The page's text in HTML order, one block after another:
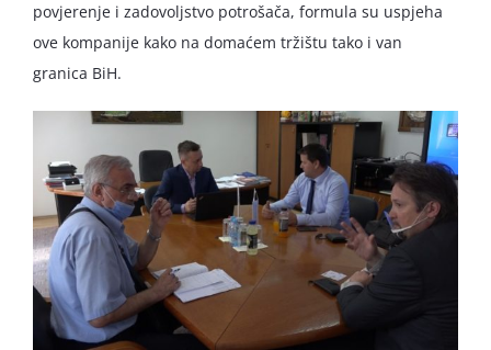
povjerenje i zadovoljstvo potrošača, formula su uspjeha
ove kompanije kako na domaćem tržištu tako i van
granica BiH.